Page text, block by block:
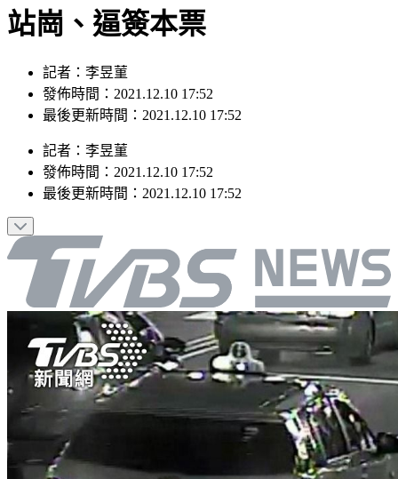
站崗、逼簽本票
記者：李昱菫
發佈時間：2021.12.10 17:52
最後更新時間：2021.12.10 17:52
記者 ： 李昱菫
發佈時間： 2021.12.10 17:52
最後更新時間： 2021.12.10 17:52